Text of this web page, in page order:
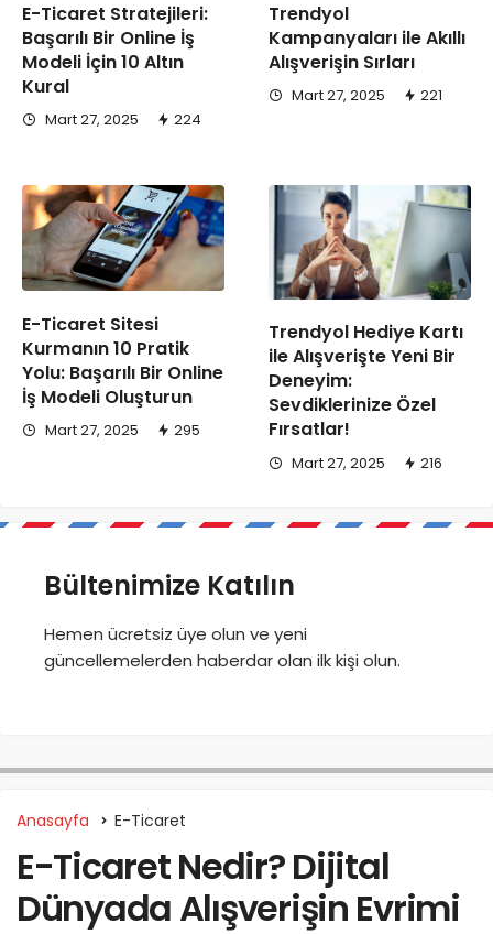
E-Ticaret Stratejileri:
Başarılı Bir Online İş
Modeli İçin 10 Altın
Kural
Mart 27, 2025 224
Trendyol
Kampanyaları ile Akıllı
Alışverişin Sırları
Mart 27, 2025 221
E-Ticaret Sitesi
Kurmanın 10 Pratik
Yolu: Başarılı Bir Online
İş Modeli Oluşturun
Mart 27, 2025 295
Trendyol Hediye Kartı
ile Alışverişte Yeni Bir
Deneyim:
Sevdiklerinize Özel
Fırsatlar!
Mart 27, 2025 216
Bültenimize Katılın
Hemen ücretsiz üye olun ve yeni
güncellemelerden haberdar olan ilk kişi olun.
Anasayfa E-Ticaret
E-Ticaret Nedir? Dijital
Dünyada Alışverişin Evrimi